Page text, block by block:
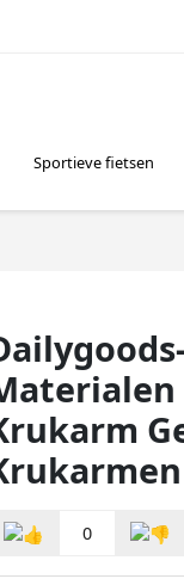
Sportieve fietsen
0